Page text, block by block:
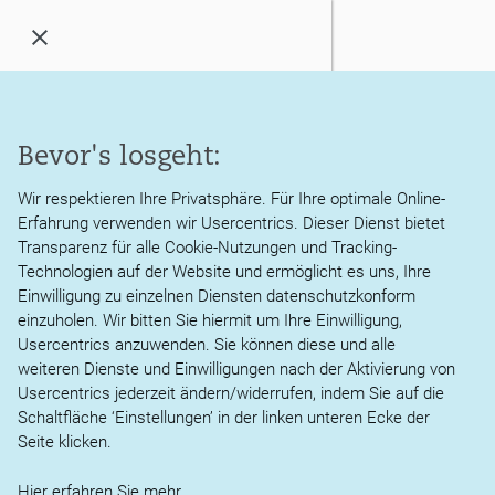
öffnen
schließen
Leistungen
Aktuelles
Service
Karriere
Kontakt
Erhöhung des
Mindestlohns und der
Minijob-Grenze sowie des
Midijob-
Übergangsbereichs ab
01.01.2026
Im Juni 2025 hatte die unabhängige
Bevor's losgeht:
Wir respektieren Ihre Privatsphäre. Für Ihre optimale Online-
Erfahrung verwenden wir Usercentrics. Dieser Dienst bietet
Transparenz für alle Cookie-Nutzungen und Tracking-
Technologien auf der Website und ermöglicht es uns, Ihre
Einwilligung zu einzelnen Diensten datenschutzkonform
einzuholen. Wir bitten Sie hiermit um Ihre Einwilligung,
Usercentrics anzuwenden. Sie können diese und alle
weiteren Dienste und Einwilligungen nach der Aktivierung von
Usercentrics jederzeit ändern/widerrufen, indem Sie auf die
Schaltfläche ‘Einstellungen’ in der linken unteren Ecke der
Seite klicken.